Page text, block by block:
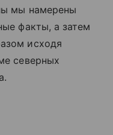
мы намерены
факты, а затем
исходя
северных